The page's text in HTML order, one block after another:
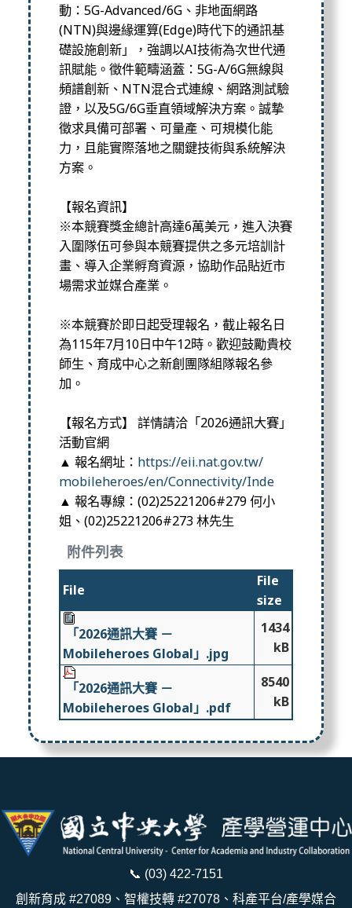
動：5G-Advanced/6G、非地面網路
(NTN)與邊緣運算(Edge)時代下的通訊基
礎設施創新」， 強調以AI技術為次世代通
訊賦能。徵件範疇涵蓋：5G-A/6G無線與
頻譜創新、NTN混合式連線、網路測試驗
證， 以及5G/6G垂直領域解決方案。誠摯
徵求具備可部署、可量產、 可規模化能
力，且能實際落地之關鍵技術與系統解決
方案。
【報名資訊】
※本競賽獎金總計高達6萬美元， 進入決賽
入圍隊伍可參與本競賽提供之多元培訓計
畫、 導入企業孵育資源，協助作品貼近市
場需求並媒合產業。
※本競賽於即日起受理報名， 截止報名日
為115年7月10日中午12時。歡迎鼓勵貴校
師生、 育成中心之新創團隊組隊報名參
加。
【報名方式】 詳情請洽「2026通訊大賽」
活動官網
▲ 報名網址： https://eii.nat.gov.tw/
mobileheroes/en/Connectivity/Inde
▲ 報名專線：(02)25221206#279 何小
姐、(02)25221206#273 林先生
附件列表
File
File
size
「2026通訊大賽 －
Mobileheroes Global」.jpg
1434
kB
「2026通訊大賽 －
Mobileheroes Global」.pdf
8540
kB
📞 (03) 422-7151
創新育成 #27089、智權技轉 #27078、科產平台/產學媒合